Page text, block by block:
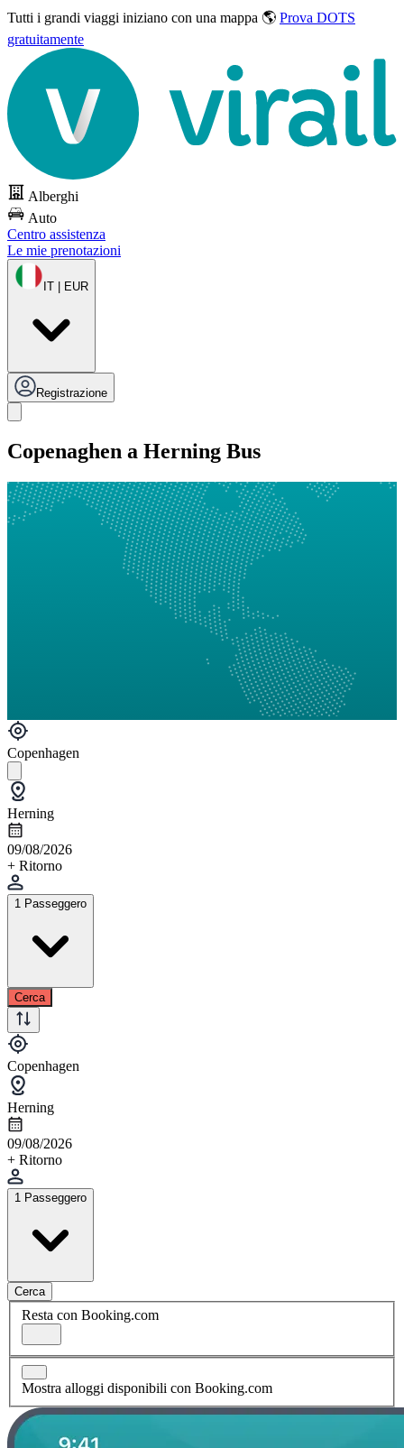
Tutti i grandi viaggi iniziano con una mappa 🌎 Prova DOTS
gratuitamente
Alberghi
Auto
Centro assistenza
Le mie prenotazioni
IT | EUR
Registrazione
Copenaghen a Herning Bus
Copenhagen
Herning
09/08/2026
+ Ritorno
1 Passeggero
Cerca
Copenhagen
Herning
09/08/2026
+ Ritorno
1 Passeggero
Cerca
Resta con Booking.com
Mostra alloggi disponibili con Booking.com